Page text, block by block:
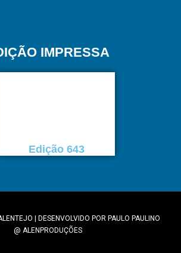
IMPRESSA
Edição 643
| DESENVOLVIDO POR PAULO PAULINO
@ ALENPRODUÇÕES